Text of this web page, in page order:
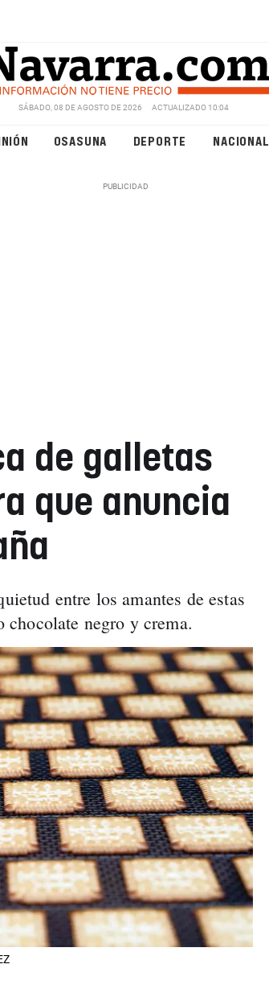
SÁBADO, 08 DE AGOSTO DE 2026 ACTUALIZADO 10:04
OSASUNA DEPORTE NACIONAL
de galletas
que anuncia
entre los amantes de estas
chocolate negro y crema.